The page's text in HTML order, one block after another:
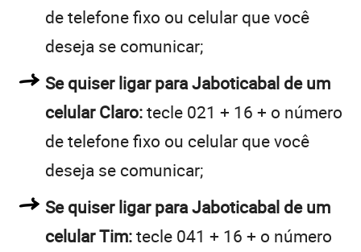
de telefone fixo ou celular que você
deseja se comunicar;
Se quiser ligar para Jaboticabal de um
celular Claro:tecle 021 + 16 + o número
de telefone fixo ou celular que você
deseja se comunicar;
Se quiser ligar para Jaboticabal de um
celular Tim:tecle 041 + 16 + o número